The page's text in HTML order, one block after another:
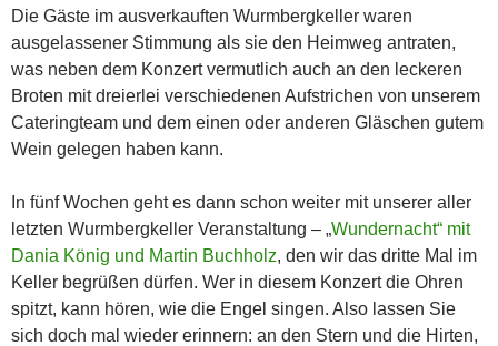
Die Gäste im ausverkauften Wurmbergkeller waren
ausgelassener Stimmung als sie den Heimweg antraten,
was neben dem Konzert vermutlich auch an den leckeren
Broten mit dreierlei verschiedenen Aufstrichen von unserem
Cateringteam und dem einen oder anderen Gläschen gutem
Wein gelegen haben kann.
In fünf Wochen geht es dann schon weiter mit unserer aller
letzten Wurmbergkeller Veranstaltung – „Wundernacht“ mit
Dania König und Martin Buchholz, den wir das dritte Mal im
Keller begrüßen dürfen. Wer in diesem Konzert die Ohren
spitzt, kann hören, wie die Engel singen. Also lassen Sie
sich doch mal wieder erinnern: an den Stern und die Hirten,